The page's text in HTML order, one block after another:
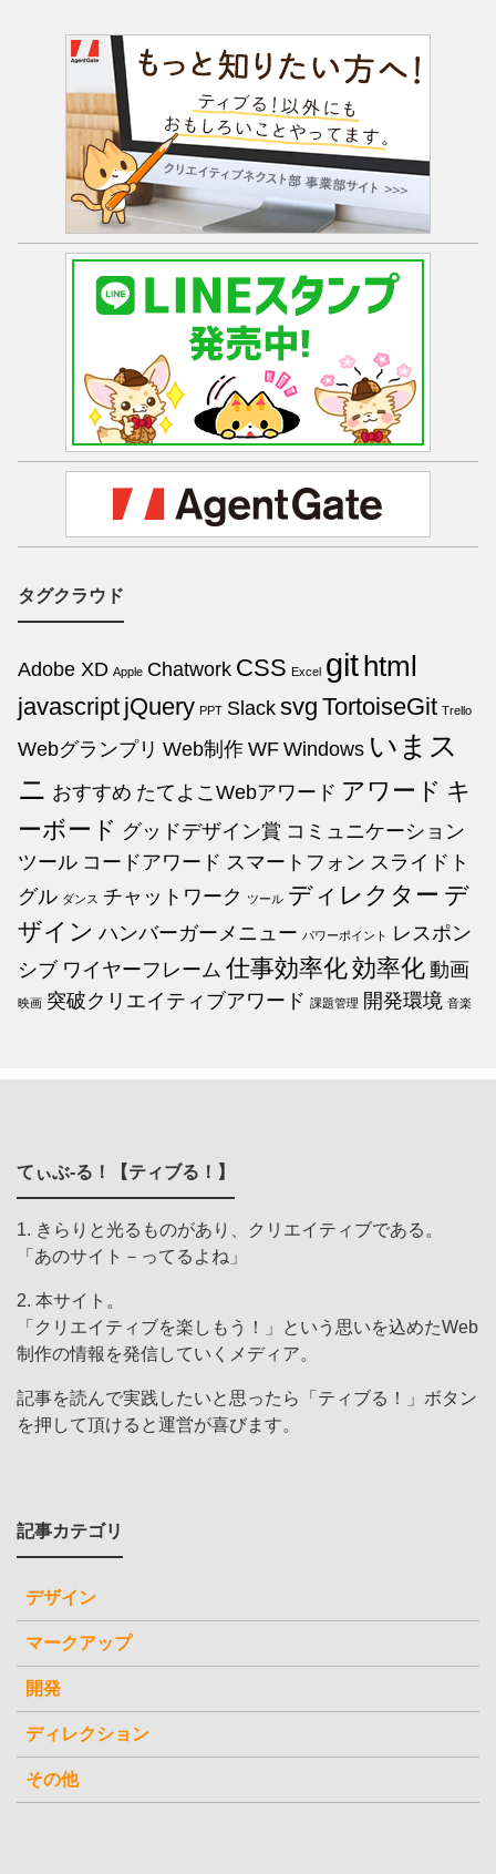
タグクラウド
Adobe XD Apple Chatwork CSS Excel githtml
javascript jQuery PPT Slack svg TortoiseGit Trello
Webグランプリ Web制作 WF Windows いまス
ニ おすすめ たてよこWebアワード アワード キ
ーボード グッドデザイン賞 コミュニケーション
ツール コードアワード スマートフォン スライドト
グル ダンス チャットワーク ツール ディレクター デ
ザイン ハンバーガーメニュー パワーポイント
レスポン
シブ ワイヤーフレーム 仕事効率化効率化 動画
映画 突破クリエイティブアワード 課題管理 開発環境 音楽
てぃぶ-る！【ティブる！】
1. きらりと光るものがあり、クリエイティブである。
「あのサイト－ってるよね」
2. 本サイト。
「クリエイティブを楽しもう！」という思いを込めたWeb
制作の情報を発信していくメディア。
記事を読んで実践したいと思ったら「ティブる！」ボタン
を押して頂けると運営が喜びます。
記事カテゴリ
デザイン
マークアップ
開発
ディレクション
その他